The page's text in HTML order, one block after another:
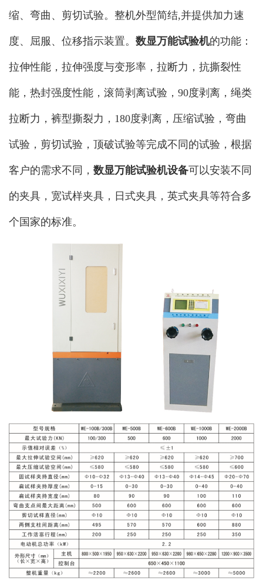
缩、弯曲、剪切试验。整机外型简结,并提供加力速
度、屈服、位移指示装置。 数显万能试验机的功能：
拉伸性能，拉伸强度与变形率，拉断力，抗撕裂性
能，热封强度性能，滚筒剥离试验，90度剥离，绳类
拉断力，裤型撕裂力，180度剥离，压缩试验，弯曲
试验，剪切试验，顶破试验等完成不同的试验，根据
客户的需求不同， 数显万能试验机设备可以安装不同
的夹具，宽试样夹具，日式夹具，英式夹具等符合多
个国家的标准。